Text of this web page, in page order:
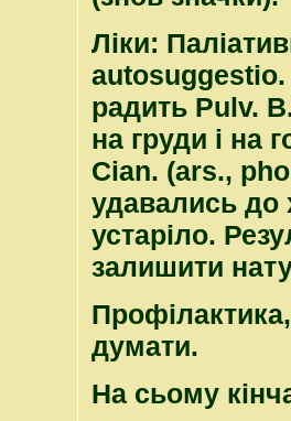
Ліки:
autosuggestio
радить Pulv.
на груди і на
Cian. (ars.,
удавались до
устаріло.
залишити
думати.
На сьому